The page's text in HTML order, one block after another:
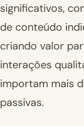
significativos,
de conteúdo
criando valor
interações
importam mais
passivas.